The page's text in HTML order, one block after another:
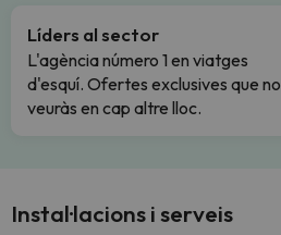
Líders al sector
L'agència número 1 en viatges
d'esquí. Ofertes exclusives que no
veuràs en cap altre lloc.
Instal·lacions i serveis